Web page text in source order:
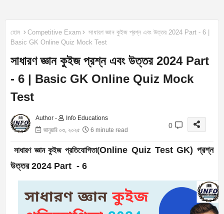
হোম Competitive Exam
সাধারণ জ্ঞান কুইজ প্রশ্ন এবং উত্তর 2024 Part - 6 |
Basic GK Online Quiz Mock Test
সাধারণ জ্ঞান কুইজ প্রশ্ন এবং উত্তর 2024 Part
- 6 | Basic GK Online Quiz Mock
Test
Author -
Info Educations
জানুয়ারি ০৩, ২০২৫
6 minute read
0
সাধারণ জ্ঞান কুইজ প্রতিযোগিতা(Online Quiz Test GK) প্রশ্ন
উত্তর 2024 Part - 6